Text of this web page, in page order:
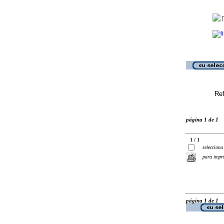
página 1 de 1
1 / 1
selecciona
para
página 1 de 1